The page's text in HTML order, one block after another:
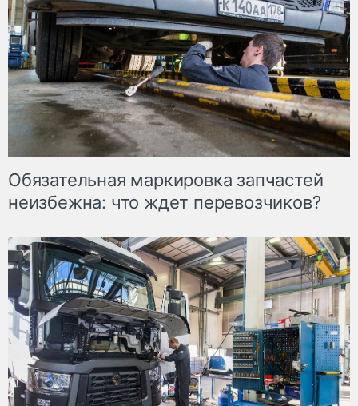
Обязательная маркировка запчастей
неизбежна: что ждет перевозчиков?